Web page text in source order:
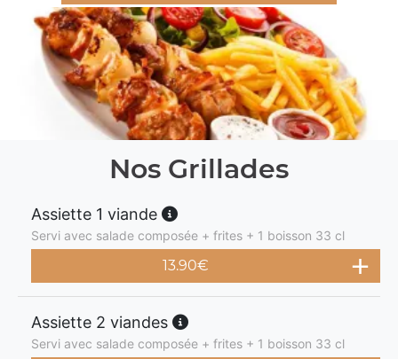
Nos Grillades
Assiette 1 viande
Servi avec salade composée + frites + 1 boisson 33 cl
13.90€
Assiette 2 viandes
Servi avec salade composée + frites + 1 boisson 33 cl